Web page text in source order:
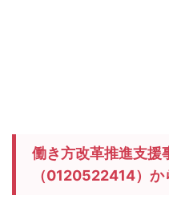
働き方改革推進支援
（0120522414）か